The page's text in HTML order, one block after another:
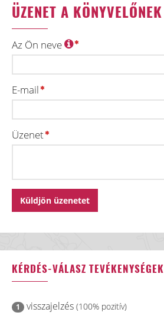
ÜZENET A KÖNYVELŐNEK
Az Ön neve
E-mail
Üzenet
KÉRDÉS-VÁLASZ TEVÉKENYSÉGEK
1 visszajelzés (100% pozitív)